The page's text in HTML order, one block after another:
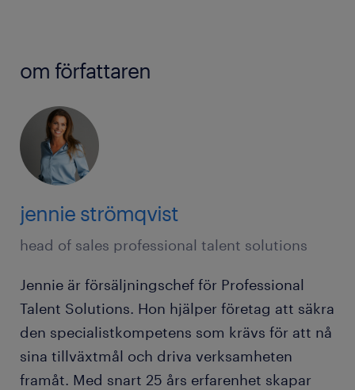
om författaren
jennie strömqvist
head of sales professional talent solutions
Jennie är försäljningschef för Professional
Talent Solutions. Hon hjälper företag att säkra
den specialistkompetens som krävs för att nå
sina tillväxtmål och driva verksamheten
framåt. Med snart 25 års erfarenhet skapar